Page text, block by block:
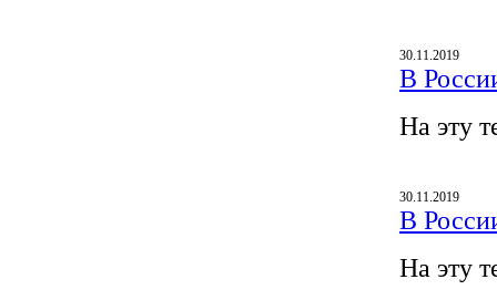
30.11.2019
В
На эту
30.11.2019
В
На эту